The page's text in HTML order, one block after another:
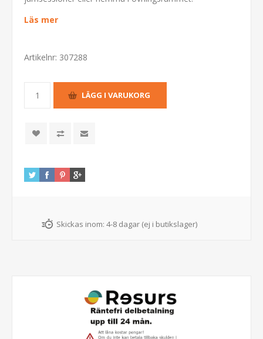
Läs mer
Artikelnr: 307288
Skickas inom: 4-8 dagar (ej i butikslager)